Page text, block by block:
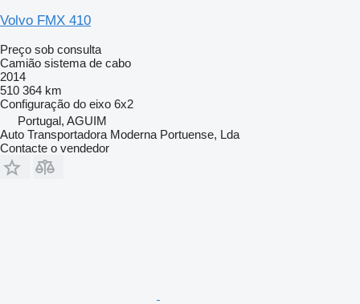
Volvo FMX 410
Preço sob consulta
Camião sistema de cabo
2014
510 364 km
Configuração do eixo 6x2
Portugal, AGUIM
Auto Transportadora Moderna Portuense, Lda
Contacte o vendedor